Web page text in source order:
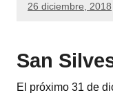
26 diciembre, 2018
San
El próximo 31 de